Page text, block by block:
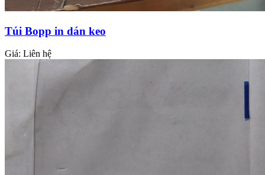
Túi Bopp in dán keo
Giá: Liên hệ